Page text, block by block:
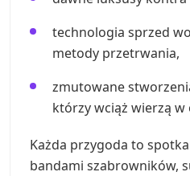
technologia sprzed
metody przetrwania,
zmutowane
którzy wciąż wierzą
Każda przygoda to
bandami szabrowników,